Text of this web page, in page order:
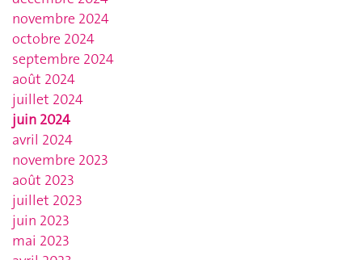
novembre 2024
octobre 2024
septembre 2024
août 2024
juillet 2024
juin 2024
avril 2024
novembre 2023
août 2023
juillet 2023
juin 2023
mai 2023